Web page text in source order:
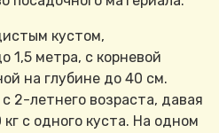
кустом,
1,5 метра, с корневой
на глубине до 40 см.
2-летнего возраста, давая
с одного куста. На одном